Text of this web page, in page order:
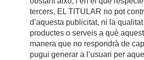
tercers, EL TITULAR no pot
d’aquesta publicitat, ni la
productes o serveis a què
manera que no respondrà de
pugui generar a l’usuari per